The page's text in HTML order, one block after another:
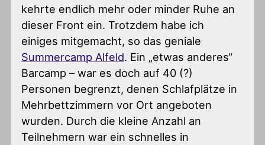
kehrte endlich mehr oder minder Ruhe an
dieser Front ein. Trotzdem habe ich
einiges mitgemacht, so das geniale
Summercamp Alfeld. Ein „etwas anderes“
Barcamp – war es doch auf 40 (?)
Personen begrenzt, denen Schlafplätze in
Mehrbettzimmern vor Ort angeboten
wurden. Durch die kleine Anzahl an
Teilnehmern war ein schnelles in